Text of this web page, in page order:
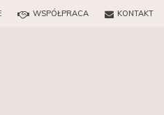
WSPÓŁPRACA KONTAKT